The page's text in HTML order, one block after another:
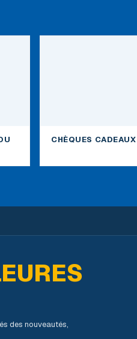
CHÈQUES CADEAUX
des nouveautés,